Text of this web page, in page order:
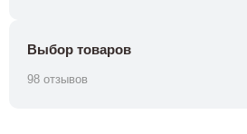
Выбор товаров
98 отзывов